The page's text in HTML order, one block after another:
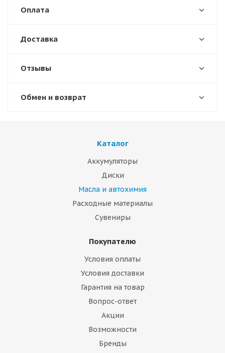
Оплата
Доставка
Отзывы
Обмен и возврат
Каталог
Аккумуляторы
Диски
Масла и автохимия
Расходные материалы
Сувениры
Покупателю
Условия оплаты
Условия доставки
Гарантия на товар
Вопрос-ответ
Акции
Возможности
Бренды